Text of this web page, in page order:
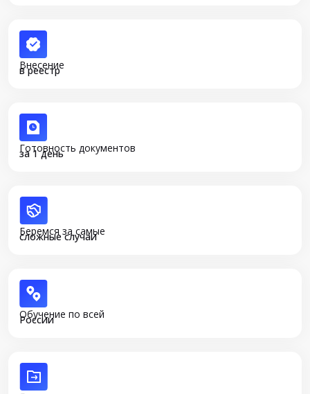
Внесение
в реестр
Готовность документов
за 1 день
Беремся за самые
сложные случаи
Обучение по всей
России